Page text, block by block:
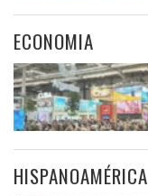
ECONOMIA
HISPANOAMÉRICA